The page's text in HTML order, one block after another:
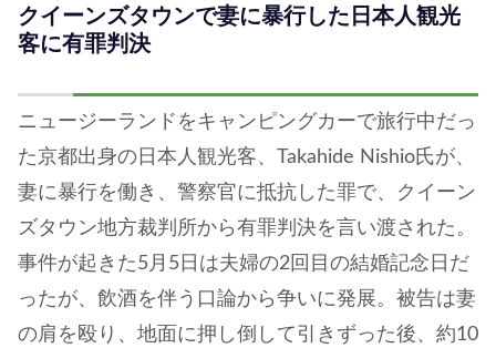
クイーンズタウンで妻に暴行した日本人観光
客に有罪判決
ニュージーランドをキャンピングカーで旅行中だっ
た京都出身の日本人観光客、Takahide Nishio氏が、
妻に暴行を働き、警察官に抵抗した罪で、クイーン
ズタウン地方裁判所から有罪判決を言い渡された。
事件が起きた5月5日は夫婦の2回目の結婚記念日だ
ったが、飲酒を伴う口論から争いに発展。被告は妻
の肩を殴り、地面に押し倒して引きずった後、約10